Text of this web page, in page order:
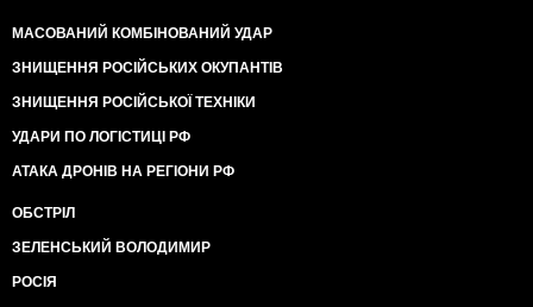
МАСОВАНИЙ КОМБІНОВАНИЙ УДАР
ЗНИЩЕННЯ РОСІЙСЬКИХ ОКУПАНТІВ
ЗНИЩЕННЯ РОСІЙСЬКОЇ ТЕХНІКИ
УДАРИ ПО ЛОГІСТИЦІ РФ
АТАКА ДРОНІВ НА РЕГІОНИ РФ
ОБСТРІЛ
ЗЕЛЕНСЬКИЙ ВОЛОДИМИР
РОСІЯ